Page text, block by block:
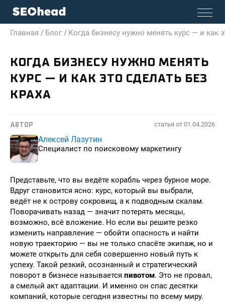
Главная / Блог / Когда бизнесу нужно менять курс — и как
КОГДА БИЗНЕСУ НУЖНО МЕНЯТЬ
КУРС — И КАК ЭТО СДЕЛАТЬ БЕЗ
КРАХА
АВТОР статья от 01.04.2026
Алексей Лазутин
Специалист по поисковому маркетингу
Представьте, что вы ведёте корабль через бурное море.
Вдруг становится ясно: курс, который вы выбрали,
ведёт не к острову сокровищ, а к подводным скалам.
Поворачивать назад — значит потерять месяцы,
возможно, всё вложение. Но если вы решите резко
изменить направление — обойти опасность и найти
новую траекторию — вы не только спасёте экипаж, но и
можете открыть для себя совершенно новый путь к
успеху. Такой резкий, осознанный и стратегический
поворот в бизнесе называется пивотом. Это не провал,
а смелый акт адаптации. И именно он спас десятки
компаний, которые сегодня известны по всему миру.